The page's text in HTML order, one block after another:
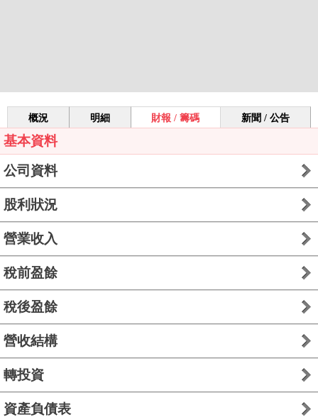
概況 明細 財報 / 籌碼 新聞 / 公告
基本資料
公司資料
股利狀況
營業收入
稅前盈餘
稅後盈餘
營收結構
轉投資
資產負債表